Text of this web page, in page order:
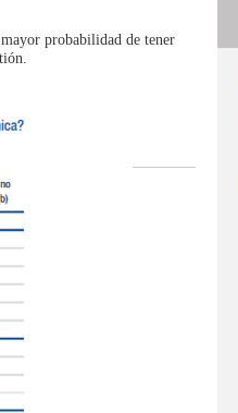
probabilidad de tener